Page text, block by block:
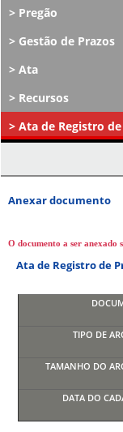
Pregão
Gestão de Prazos
Ata
Recursos
Ata de Registro
Anexar documento
O documento a ser anexado
Ata de Registro de